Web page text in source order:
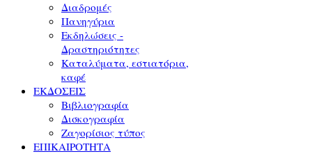
Διαδρομές
Πανηγύρια
Εκδηλώσεις -
Δραστηριότητες
Καταλύματα, εστιατόρια,
καφέ
ΕΚΔΟΣΕΙΣ
Βιβλιογραφία
Δισκογραφία
Ζαγορίσιος τύπος
ΕΠΙΚΑΙΡΟΤΗΤΑ